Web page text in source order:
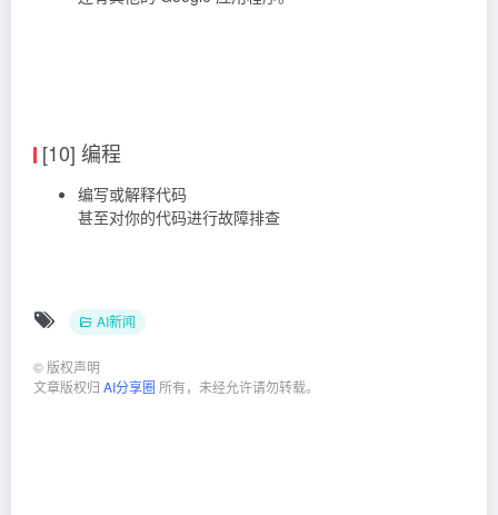
[10] 编程
编写或解释代码
甚至对你的代码进行故障排查
AI新闻
© 版权声明
文章版权归 AI分享圈 所有，未经允许请勿转载。